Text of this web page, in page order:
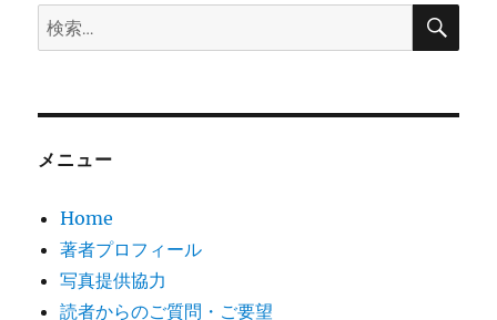
検
索:
検
メニュー
Home
著者プロフィール
写真提供協力
読者からのご質問・ご要望